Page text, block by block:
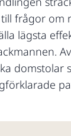
frågor
lägsta